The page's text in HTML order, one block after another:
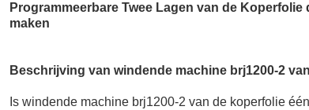
Programmeerbare Twee Lagen van de
maken
Beschrijving van windende machine brj1200-2 van
Is windende machine brj1200-2 van de koperfolie